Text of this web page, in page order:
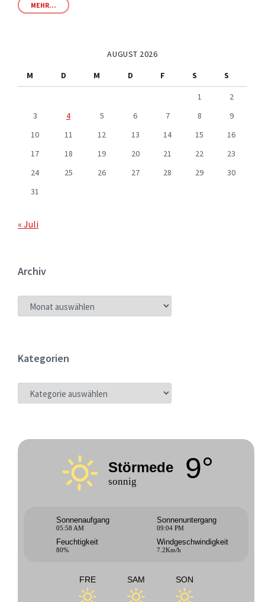
MEHR...
AUGUST 2026
M
D M D F S
S
1
2
3
4 5 6 7 8
9
10
11 12 13 14 15
16
17
18 19 20 21 22
23
24
25 26 27 28 29
30
31
« Juli
Archiv
ARCHIV
Kategorien
KATEGORIEN
Störmede
sonnig 9°
Sonnenaufgang
05:58 AM
Sonnenuntergang
09:04 PM
Feuchtigkeit
80%
Windgeschwindigkeit
7.2Km/h
FRE SAM SON